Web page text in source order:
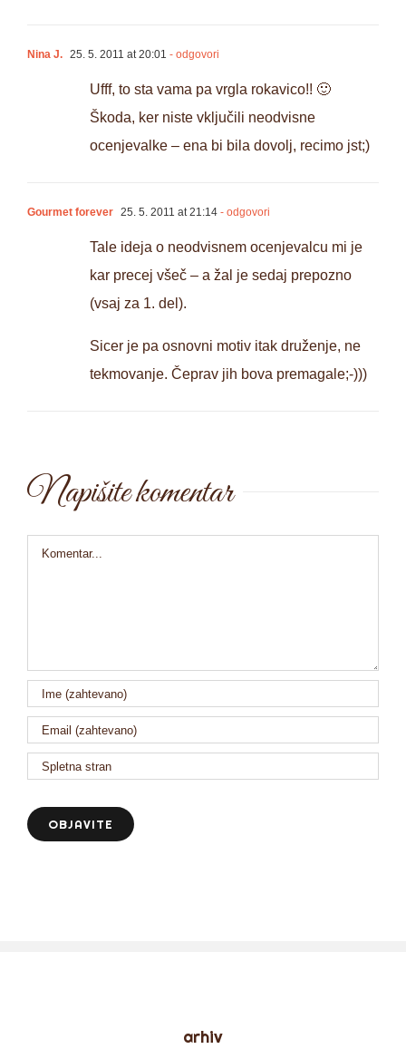
Nina J. 25. 5. 2011 at 20:01 - odgovori
Ufff, to sta vama pa vrgla rokavico!! 🙂
Škoda, ker niste vključili neodvisne
ocenjevalke – ena bi bila dovolj, recimo jst;)
Gourmet forever 25. 5. 2011 at 21:14 - odgovori
Tale ideja o neodvisnem ocenjevalcu mi je
kar precej všeč – a žal je sedaj prepozno
(vsaj za 1. del).
Sicer je pa osnovni motiv itak druženje, ne
tekmovanje. Čeprav jih bova premagale;-)))
Napišite komentar
Comment
arhiv